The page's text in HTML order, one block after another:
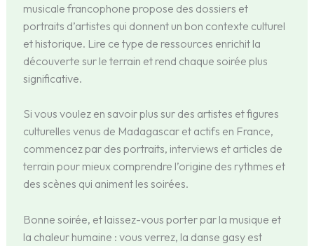
musicale francophone propose des dossiers et
portraits d’artistes qui donnent un bon contexte culturel
et historique. Lire ce type de ressources enrichit la
découverte sur le terrain et rend chaque soirée plus
significative.
Si vous voulez en savoir plus sur des artistes et figures
culturelles venus de Madagascar et actifs en France,
commencez par des portraits, interviews et articles de
terrain pour mieux comprendre l’origine des rythmes et
des scènes qui animent les soirées.
Bonne soirée, et laissez-vous porter par la musique et
la chaleur humaine : vous verrez, la danse gasy est